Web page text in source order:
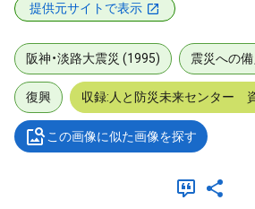
提供元サイトで表示
阪神・淡路大震災 (1995) 震災への備
復興 収録:人と防災未来センター
この画像に似た画像を探す